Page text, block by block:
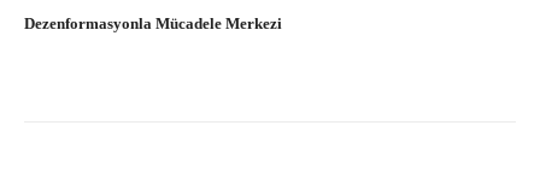
Dezenformasyonla Mücadele Merkezi